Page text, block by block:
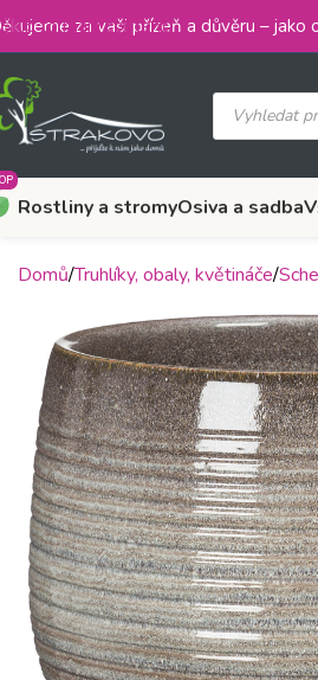
Skip to main content
za vaši přízeň a důvěru –
Rostliny a stromyOsiva a sadba
Domů Truhlíky, obaly, květináče